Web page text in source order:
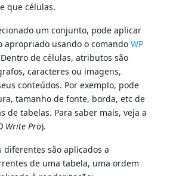
que células.
um conjunto, pode aplicar
apropriado usando o comandoWP
de células, atributos são
caracteres ou imagens,
conteúdos. Por exemplo, pode
tamanho de fonte, borda, etc de
de tabelas. Para saber mais, veja a
Write Pro).
são aplicados a
de uma tabela, uma ordem